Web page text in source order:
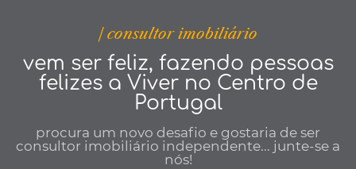
| consultor imobiliário
vem ser feliz, fazendo pessoas
felizes a Viver no Centro de
Portugal
procura um novo desafio e gostaria de ser
consultor imobiliário independente... junte-se a
nós!